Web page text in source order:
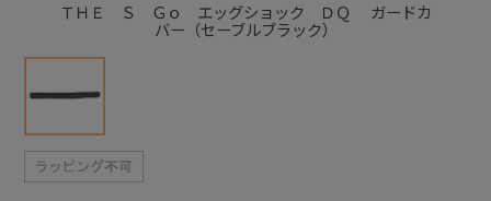
ＴＨＥ Ｓ Ｇｏ エッグショック ＤＱ ガードカ
バー（セーブルブラック）